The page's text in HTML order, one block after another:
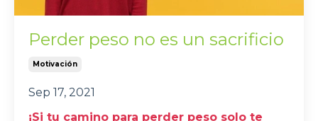
Perder peso no es un sacrificio
Motivación
Sep 17, 2021
¡Si tu camino para perder peso solo te